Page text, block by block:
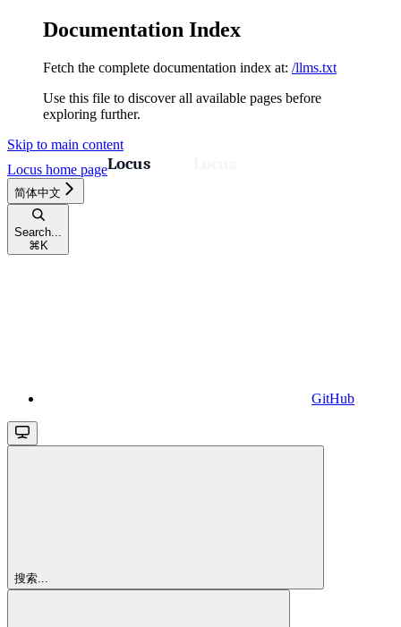
Documentation Index
Fetch the complete documentation index at: /llms.txt
Use this file to discover all available pages before
exploring further.
Skip to main content
Locus home page
简体中文
Search...
⌘ K
GitHub
搜索...